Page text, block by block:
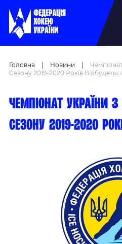
Головна Новини
Сезону 2019-2020 Років
Чемпіонат України
сезону 2019-2020